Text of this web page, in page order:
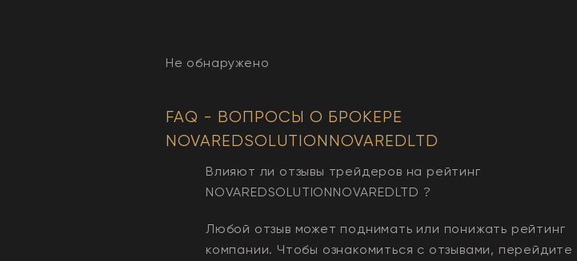
Не обнаружено
FAQ - ВОПРОСЫ О БРОКЕРЕ
NOVAREDSOLUTIONNOVAREDLTD
Влияют ли отзывы трейдеров на рейтинг
NOVAREDSOLUTIONNOVAREDLTD ?
Любой отзыв может поднимать или понижать рейтинг
компании. Чтобы ознакомиться с отзывами, перейдите